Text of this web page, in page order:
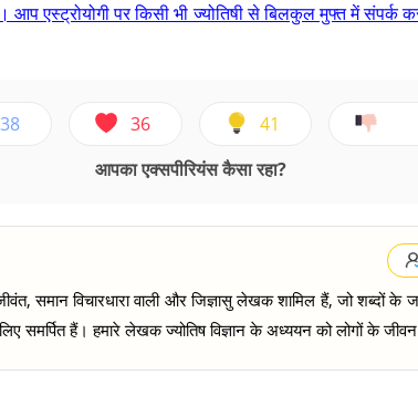
आप एस्ट्रोयोगी पर किसी भी ज्योतिषी से बिलकुल मुफ्त में
38 36
41
आपका एक्सपीरियंस कैसा रहा?
समान विचारधारा वाली और जिज्ञासु लेखक शामिल हैं, जो शब्दों के
हैं। हमारे लेखक ज्योतिष विज्ञान के अध्ययन को लोगों के जीवन